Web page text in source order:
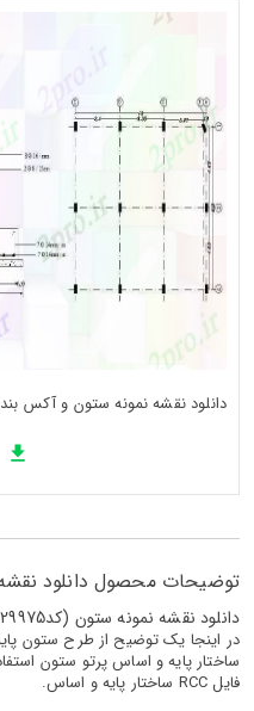
دانلود نقشه نمونه ستون و آکس بندی
توضیحات محصول دانلود نقشه
دانلود نقشه نمونه ستون (کد29975) جزئیات ستون
در اینجا یک توضیح از طرح ستون
ساختار پایه و اساس پرتو ستون
فایل RCC ساختار پایه و اساس.